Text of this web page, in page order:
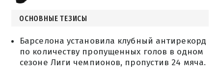
ОСНОВНЫЕ ТЕЗИСЫ
Барселона установила клубный антирекорд
по количеству пропущенных голов в одном
сезоне Лиги чемпионов, пропустив 24 мяча.